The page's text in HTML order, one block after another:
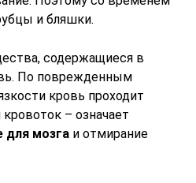
и бляшки.
содержащиеся в
По поврежденным
кровь проходит
– означает
для мозга и отмирание